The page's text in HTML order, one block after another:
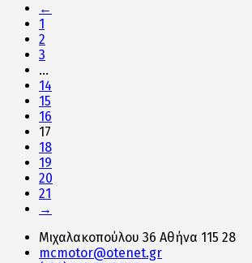
←
1
2
3
…
14
15
16
17
18
19
20
21
→
Μιχαλακοπούλου 36 Αθήνα 115 28
mcmotor@otenet.gr